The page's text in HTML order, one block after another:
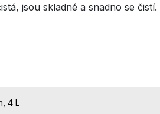
jsou skladné a snadno se čistí.
4 L